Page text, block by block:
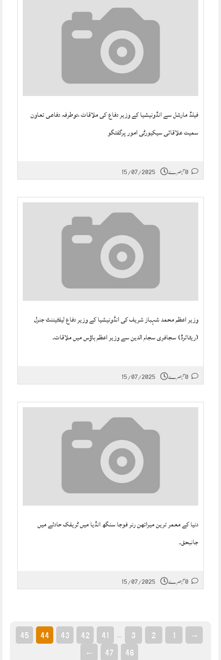
فیلڈ مارشل سے انڈونیشیا کے وزیر دفاع کی ملاقات ،دوطرفہ دفاعی تعاون
سمیت علاقائی سیکیورٹی امور پرگفتگو
15/07/2025
وزیر اعظم محمد شہباز شریف کی انڈونیشیا کے وزیر دفاع لیفٹیننٹ جنرل
(ریٹائرڈ) سجافری سجام الدین سے وزیر اعظم ہاؤس میں ملاقات۔
15/07/2025
دنیا کے معمر ترین میراتھن رنر فوجا سنگھ انڈیا میں ٹریفک حادثے میں
جانبحق۔
15/07/2025
→
1
2
3
41
42
43
44
45
46
47
←